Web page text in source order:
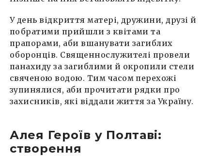
У день відкриття матері, дружини, друзі й
побратими прийшли з квітами та
прапорами, аби вшанувати загиблих
оборонців. Священнослужителі провели
панахиду за загиблими й окропили стели
свяченою водою. Тим часом перехожі
зупинялися, аби прочитати рядки про
захисників, які віддали життя за Україну.
Алея Героїв у Полтаві:
створення